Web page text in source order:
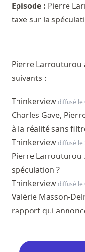
Episode : Pierre
taxe sur la
Pierre Larrouturou
suivants :
Thinkerviewdiffusé le
Charles Gave,
à la réalité sans
Thinkerviewdiffusé le
Pierre Larrouturou
spéculation ?
Thinkerviewdiffusé le
Valérie Masson-
rapport qui